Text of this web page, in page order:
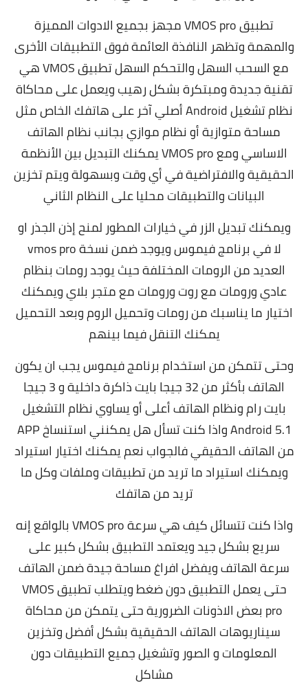
تطبيق VMOS pro مجهز بجميع الادوات المميزة
والمهمة وتظهر النافذة العائمة فوق التطبيقات الأخرى
مع السحب السهل والتحكم السهل تطبيق VMOS هي
تقنية جديدة ومبتكرة بشكل رهيب ويعمل على محاكاة
نظام تشغيل Android أصلي آخر على هاتفك الخاص مثل
مساحة متوازية أو نظام موازي بجانب نظام الهاتف
الاساسي ومع VMOS pro يمكنك التبديل بين الأنظمة
الحقيقية والافتراضية في أي وقت وبسهولة ويتم تخزين
البيانات والتطبيقات محليا على النظام الثاني
ويمكنك تبديل الزر في خيارات المطور لمنح إذن الجذر او
لا في برنامج فيموس ويوجد ضمن نسخة vmos pro
العديد من الرومات المختلفة حيث يوجد رومات بنظام
عادي ورومات مع روت ورومات مع متجر بلاي ويمكنك
اختيار ما يناسبك من رومات وتحميل الروم وبعد التحميل
يمكنك التنقل فيما بينهم
وحتى تتمكن من استخدام برنامج فيموس يجب ان يكون
الهاتف بأكثر من 32 جيجا بايت ذاكرة داخلية و 3 جيجا
بايت رام ونظام الهاتف أعلى أو يساوي نظام التشغيل
Android 5.1 واذا كنت تسأل هل يمكنني استنساخ APP
من الهاتف الحقيقي فالجواب نعم يمكنك اختيار استيراد
ويمكنك استيراد ما تريد من تطبيقات وملفات وكل ما
تريد من هاتفك
واذا كنت تتسائل كيف هي سرعة VMOS pro بالواقع إنه
سريع بشكل جيد ويعتمد التطبيق بشكل كبير على
سرعة الهاتف ويفضل افراغ مساحة جيدة ضمن الهاتف
حتى يعمل التطبيق دون ضغط ويتطلب تطبيق VMOS
pro بعض الاذونات الضرورية حتى يتمكن من محاكاة
سيناريوهات الهاتف الحقيقية بشكل أفضل وتخزين
المعلومات و الصور وتشغيل جميع التطبيقات دون
مشاكل